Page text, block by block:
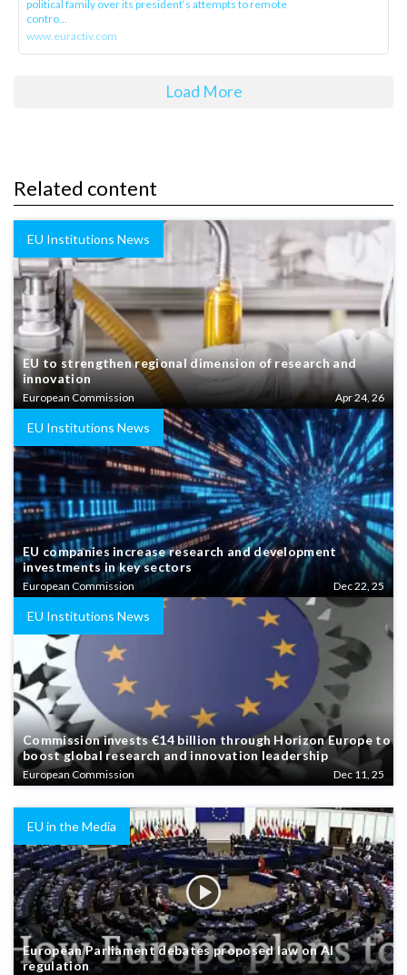
political family over its president‘s attempts to remote
contro...
www.euractiv.com
Load More
Related content
EU Institutions News
EU to strengthen regional dimension of research and
innovation
European Commission Apr 24, 26
EU Institutions News
EU companies increase research and development
investments in key sectors
European Commission Dec 22, 25
EU Institutions News
Commission invests €14 billion through Horizon Europe to
boost global research and innovation leadership
European Commission Dec 11, 25
EU in the Media
European Parliament debates proposed law on AI
regulation